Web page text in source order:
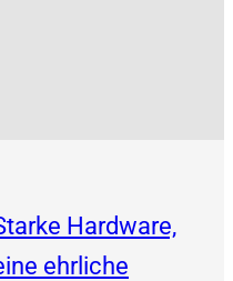
Hardware,
ehrliche